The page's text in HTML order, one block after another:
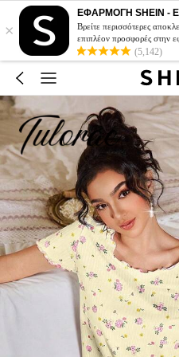
×
ΕΦΑΡΜΟΓΗ SHEIN -
Βρείτε περισσότερες
επιπλέον προσφορές στην
(5,142)